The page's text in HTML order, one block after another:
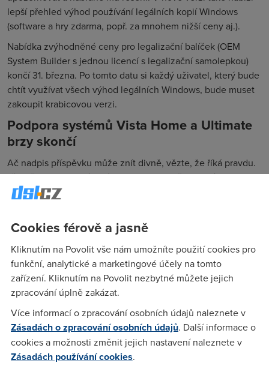
lepší přehled výhod používání legálních kopií Windows
(software a hry zdarma, popř. za mnohem nižší ceny aj.).
Nabídka zvýhodněné ceny pro legalizační balíček (OEM
System Builder s jednou licencí s legalizační samolepkou)
končí 31. března. Po tomto datu si každý uživatel, který bude
chtít využívat všech výhod legálních Windows, bude muset
zakoupit krabicovou verzi.
Podpora systémů Vista Home a Ultimate
brzy skončí
Ač nadpis příspěvku může znít divně, vězte, že říká pravdu.
Třebaže je to jen pár dní, co Microsoft začal prodávat i
českou verzi nového operačního systému Windows Vista,
podporovat.
Ultimate nebude trvat deset let, nýbrž jen polovinu. Čili
hovoří se o roce 2012. Je to „trošku“ paradoxní situace,
neboť v současnosti nejpoužívanější produkt Windows XP
má podporu slíbenou do dubna 2014 — XP jsou o pět let
starší a jejich podpora přitom potrvá o dva roky déle než u
dvou edicí nejnovějšího operačního systému Microsoftu.
Zdá se ale velmi pravděpodobné, že Microsoft nakonec
podporu Windows Vista Home a Ultimate prodlouží, jak se to
Cookies férově a jasně
Kliknutím na Povolit vše nám umožníte použití cookies pro
funkční, analytické a marketingové účely na tomto
zařízení. Kliknutím na Povolit nezbytné můžete jejich
zpracování úplně zakázat.
Více informací o zpracování osobních údajů naleznete v
Zásadách o zpracování osobních údajů. Další informace o
cookies a možnosti změnit jejich nastavení naleznete v
Zásadách používání cookies.